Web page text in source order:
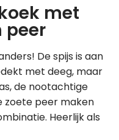
met
peer
De spijs is aan
met deeg, maar
de nootachtige
zoete peer maken
Heerlijk als